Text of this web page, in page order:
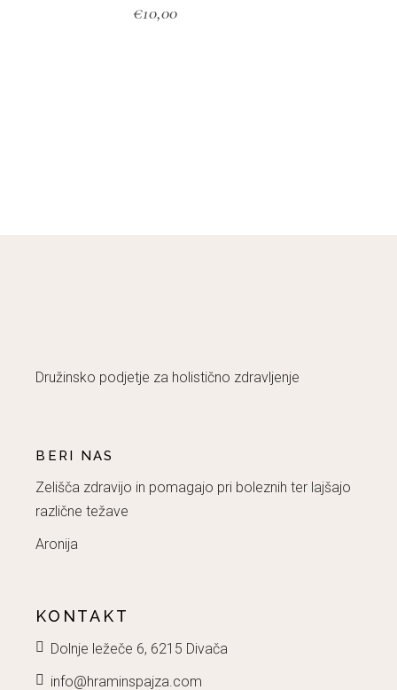
€10,00
Družinsko podjetje za holistično zdravljenje
BERI NAS
Zelišča zdravijo in pomagajo pri boleznih ter lajšajo
različne težave
Aronija
KONTAKT
Dolnje ležeče 6, 6215 Divača
info@hraminspajza.com